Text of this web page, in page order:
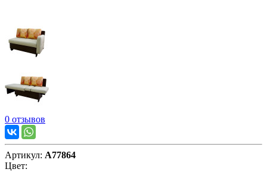
0 отзывов
Артикул: А77864
Цвет: